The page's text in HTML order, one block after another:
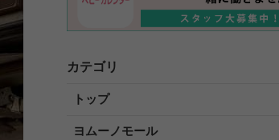
カテゴリ
トップ
ヨムーノモール